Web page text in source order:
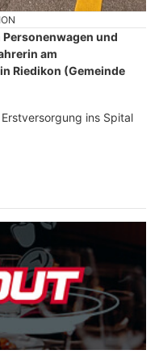
und
am
Riedikon (Gemeinde
ins Spital